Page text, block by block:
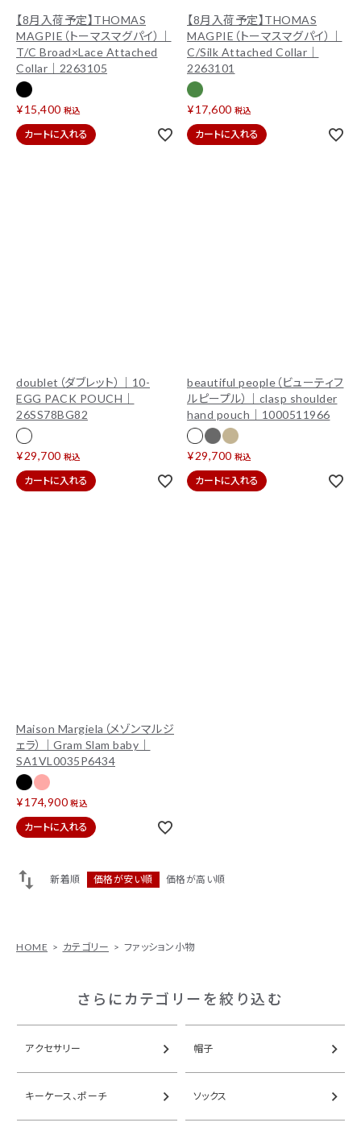
【8月入荷予定】THOMAS
MAGPIE（トーマスマグパイ）｜
T/C Broad×Lace Attached
Collar｜2263105
¥15,400 税込
カートに入れる
【8月入荷予定】THOMAS
MAGPIE（トーマスマグパイ）｜
C/Silk Attached Collar｜
2263101
¥17,600 税込
カートに入れる
doublet（ダブレット）｜10-
EGG PACK POUCH｜
26SS78BG82
¥29,700 税込
カートに入れる
beautiful people（ビューティフ
ルピープル）｜clasp shoulder
hand pouch｜1000511966
¥29,700 税込
カートに入れる
Maison Margiela（メゾンマルジ
ェラ）｜Gram Slam baby｜
SA1VL0035P6434
¥174,900 税込
カートに入れる
新着順 価格が安い順 価格が高い順
HOME カテゴリー ファッション小物
さらにカテゴリーを絞り込む
アクセサリー 帽子
キーケース、ポーチ ソックス